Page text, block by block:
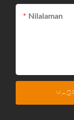
Nilalaman